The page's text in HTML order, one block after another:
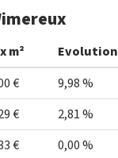
m² Evolution
€ 9,98 %
€ 2,81 %
€ 0,00 %